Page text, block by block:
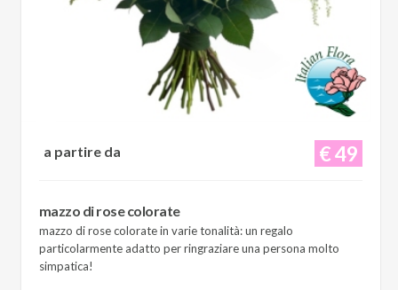
€ 49
a partire da
mazzo di rose colorate
mazzo di rose colorate in varie tonalità: un regalo
particolarmente adatto per ringraziare una persona molto
simpatica!